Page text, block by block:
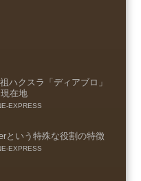
クスラ「ディアブロ」
在地
EXPRESS
という特殊な役割の特徴
EXPRESS